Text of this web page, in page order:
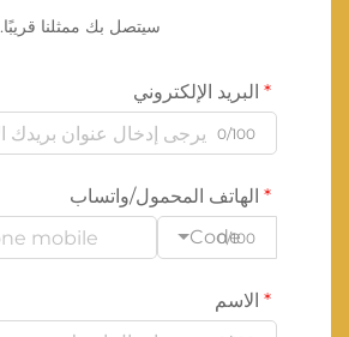
سيتصل بك ممثلنا قريبًا.
البريد الإلكتروني
0/100
الهاتف المحمول/واتساب
Code
0/100
الاسم